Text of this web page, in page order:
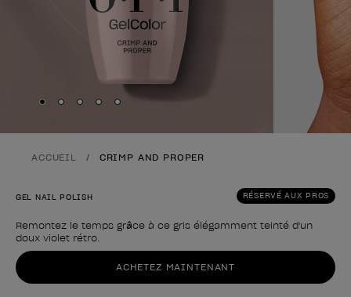
Skip to slide
Skip to slide
Skip to slide
Skip to slide
Skip to slide
ACCUEIL CRIMP AND PROPER
RÉSERVÉ AUX PROS
GEL NAIL POLISH
Remontez le temps grâce à ce gris élégamment teinté d'un
doux violet rétro.
Forme du produit
ACHETEZ MAINTENANT